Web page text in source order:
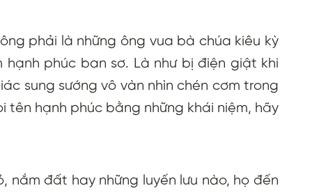
phải là những ông vua bà chúa kiêu kỳ
phúc ban sơ. Là như bị điện giật khi
sung sướng vô vàn nhìn chén cơm trong
hạnh phúc bằng những khái niệm, hãy
nắm đất hay những luyến lưu nào, họ đến